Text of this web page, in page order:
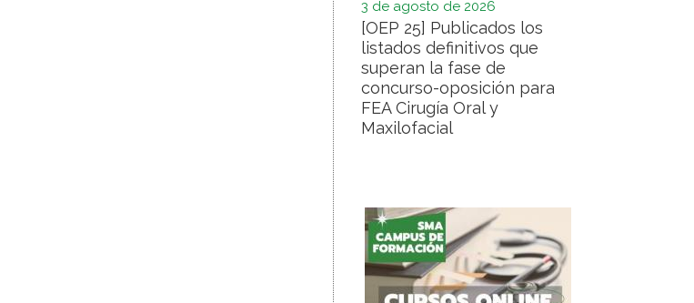
3 de agosto de 2026
[OEP 25] Publicados los
listados definitivos que
superan la fase de
concurso-oposición para
FEA Cirugía Oral y
Maxilofacial